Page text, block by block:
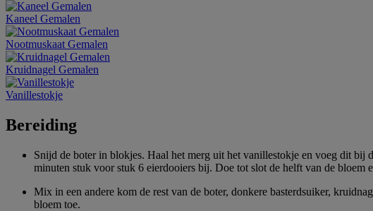
Kaneel Gemalen
Nootmuskaat Gemalen
Kruidnagel Gemalen
Vanillestokje
Bereiding
Snijd de boter in blokjes. Haal het merg uit het vanillestokje en voeg dit bij
minuten stuk voor stuk 6 eierdooiers bij. Doe tot slot de helft van de bloem
Mix in een andere kom de rest van de boter, donkere basterdsuiker,
bloem toe.